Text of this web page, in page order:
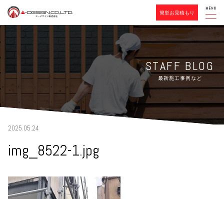
STAFF BLOG
最新施工事例など
2025.05.24
img_8522-1.jpg
簡単お見積もり